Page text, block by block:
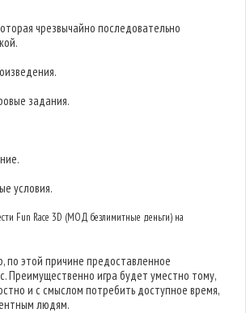
чрезвычайно последовательно
задания.
условия.
Fun Race 3D (МОД безлимитные деньги) на
по этой причине предоставленное
Преимущественно игра будет уместно тому,
и с смыслом потребить доступное время,
людям.